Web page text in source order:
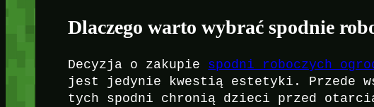
Dlaczego warto wybrać spodnie
Decyzja o zakupie spodni roboczych
jest jedynie kwestią estetyki. Przede
tych spodni chronią dzieci przed